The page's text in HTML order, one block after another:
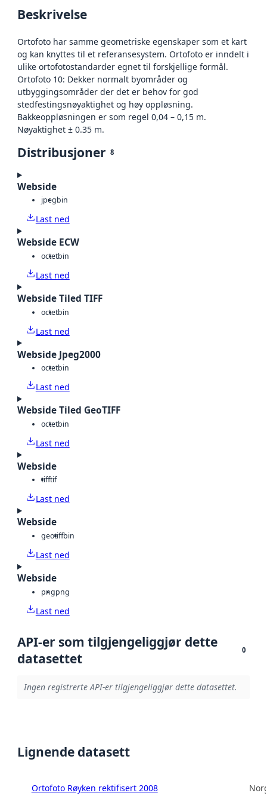
Beskrivelse
Ortofoto har samme geometriske egenskaper som et kart
og kan knyttes til et referansesystem. Ortofoto er inndelt i
ulike ortofotostandarder egnet til forskjellige formål.
Ortofoto 10: Dekker normalt byområder og
utbyggingsområder der det er behov for god
stedfestingsnøyaktighet og høy oppløsning.
Bakkeoppløsningen er som regel 0,04 – 0,15 m.
Nøyaktighet ± 0.35 m.
Distribusjoner 8
Webside
jpegbin
Last ned
Webside ECW
octetbin
Last ned
Webside Tiled TIFF
octetbin
Last ned
Webside Jpeg2000
octetbin
Last ned
Webside Tiled GeoTIFF
octetbin
Last ned
Webside
tifftif
Last ned
Webside
geotiffbin
Last ned
Webside
pngpng
Last ned
API-er som tilgjengeliggjør dette
datasettet
0
Ingen registrerte API-er tilgjengeliggjør dette datasettet.
Lignende datasett
Ortofoto Røyken rektifisert 2008